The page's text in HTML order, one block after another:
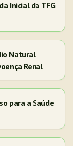
Inicial da TFG
Natural
Renal
para a Saúde